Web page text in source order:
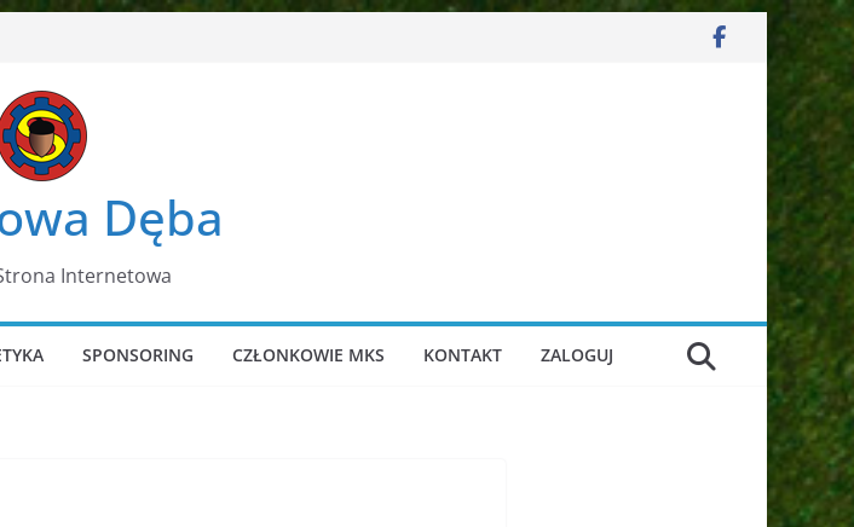
Dęba
Internetowa
SPONSORING CZŁONKOWIE MKS KONTAKT ZALOGUJ